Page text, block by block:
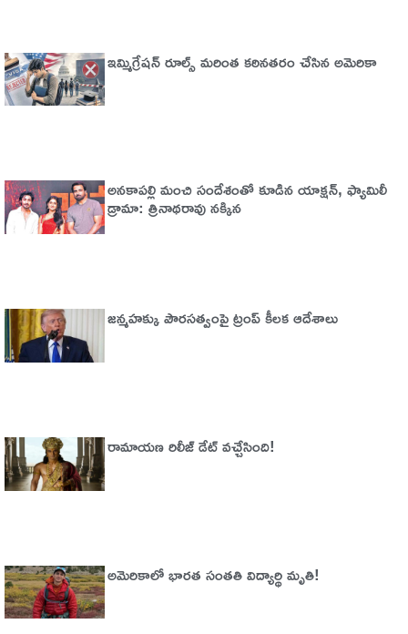
ఇమ్మిగ్రేషన్‌ రూల్స్‌ మరింత కఠినతరం చేసిన అమెరికా
అనకాపల్లి మంచి సందేశంతో కూడిన యాక్షన్, ఫ్యామిలీ
డ్రామా: త్రినాథరావు నక్కిన
జన్మహక్కు పౌరసత్వంపై ట్రంప్ కీలక ఆదేశాలు
రామాయణ రిలీజ్ డేట్ వచ్చేసింది!
అమెరికాలో భార‌త సంత‌తి విద్యార్థి మృతి!